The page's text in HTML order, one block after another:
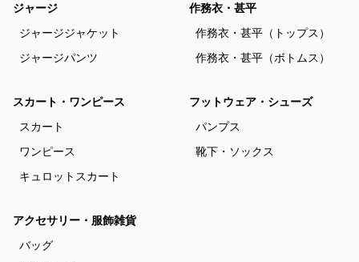
ジャージ
ジャージジャケット
ジャージパンツ
作務衣・甚平
作務衣・甚平（トップス）
作務衣・甚平（ボトムス）
スカート・ワンピース
スカート
ワンピース
キュロットスカート
フットウェア・シューズ
パンプス
靴下・ソックス
アクセサリー・服飾雑貨
バッグ